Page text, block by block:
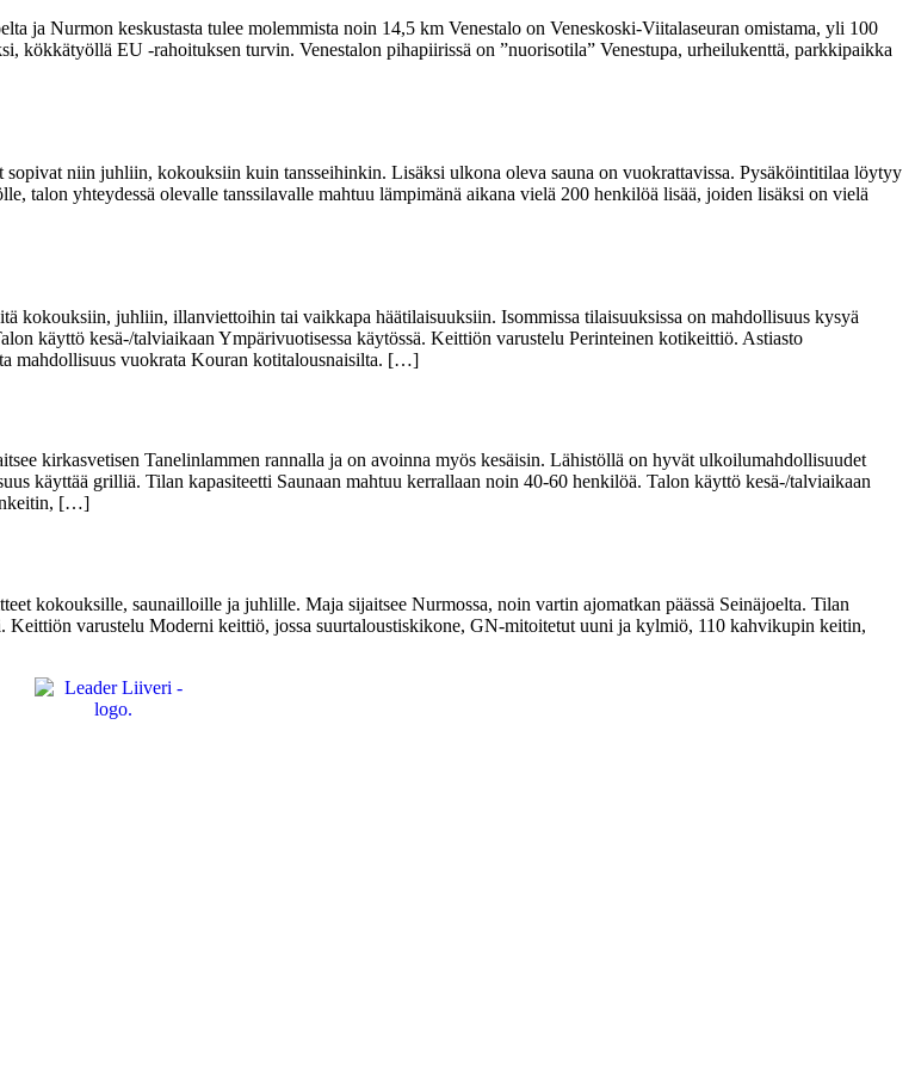
ja Nurmon keskustasta tulee molemmista noin 14,5 km Venestalo on Veneskoski-Viitalaseuran omistama, yli 100
EU -rahoituksen turvin. Venestalon pihapiirissä on ”nuorisotila” Venestupa, urheilukenttä, parkkipaikka
niin juhliin, kokouksiin kuin tansseihinkin. Lisäksi ulkona oleva sauna on vuokrattavissa. Pysäköintitilaa löytyy
talon yhteydessä olevalle tanssilavalle mahtuu lämpimänä aikana vielä 200 henkilöä lisää, joiden lisäksi on vielä
juhliin, illanviettoihin tai vaikkapa häätilaisuuksiin. Isommissa tilaisuuksissa on mahdollisuus kysyä
käyttö kesä-/talviaikaan Ympärivuotisessa käytössä. Keittiön varustelu Perinteinen kotikeittiö. Astiasto
mahdollisuus vuokrata Kouran kotitalousnaisilta. […]
kirkasvetisen Tanelinlammen rannalla ja on avoinna myös kesäisin. Lähistöllä on hyvät ulkoilumahdollisuudet
käyttää grilliä. Tilan kapasiteetti Saunaan mahtuu kerrallaan noin 40-60 henkilöä. Talon käyttö kesä-/talviaikaan
[…]
kokouksille, saunailloille ja juhlille. Maja sijaitsee Nurmossa, noin vartin ajomatkan päässä Seinäjoelta. Tilan
Keittiön varustelu Moderni keittiö, jossa suurtaloustiskikone, GN-mitoitetut uuni ja kylmiö, 110 kahvikupin keitin,